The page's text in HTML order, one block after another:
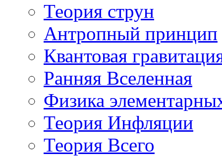
Теория струн
Антропный принцип
Квантовая
Ранняя Вселенная
Физика
Теория Инфляции
Теория Всего